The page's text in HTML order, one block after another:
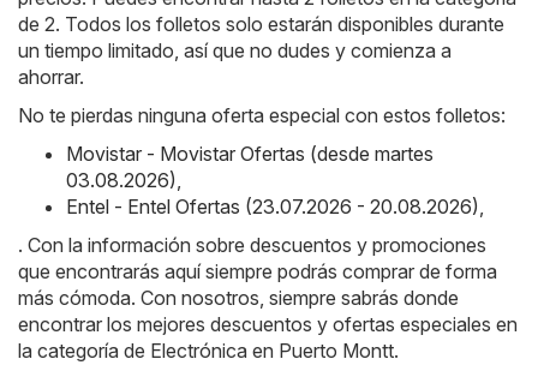
de 2. Todos los folletos solo estarán disponibles durante
un tiempo limitado, así que no dudes y comienza a
ahorrar.
No te pierdas ninguna oferta especial con estos folletos:
Movistar - Movistar Ofertas (desde martes
03.08.2026),
Entel - Entel Ofertas (23.07.2026 - 20.08.2026),
. Con la información sobre descuentos y promociones
que encontrarás aquí siempre podrás comprar de forma
más cómoda. Con nosotros, siempre sabrás donde
encontrar los mejores descuentos y ofertas especiales en
la categoría de Electrónica en Puerto Montt.